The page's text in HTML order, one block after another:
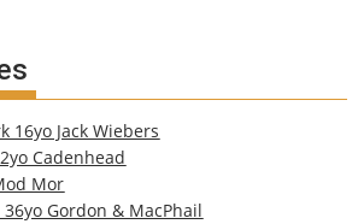
16yo Jack Wiebers
Cadenhead
Mor
Gordon & MacPhail